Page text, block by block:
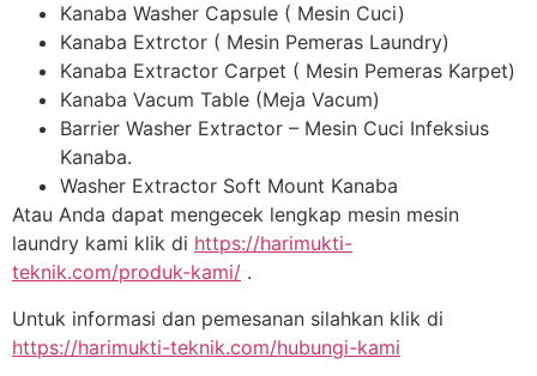
Kanaba Washer Capsule ( Mesin Cuci)
Kanaba Extrctor ( Mesin Pemeras Laundry)
Kanaba Extractor Carpet ( Mesin Pemeras Karpet)
Kanaba Vacum Table (Meja Vacum)
Barrier Washer Extractor – Mesin Cuci Infeksius
Kanaba.
Washer Extractor Soft Mount Kanaba
Atau Anda dapat mengecek lengkap mesin mesin
laundry kami klik di https://harimukti-
teknik.com/produk-kami/ .
Untuk informasi dan pemesanan silahkan klik di
https://harimukti-teknik.com/hubungi-kami